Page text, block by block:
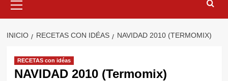
primario
INICIO RECETAS CON IDÉAS NAVIDAD 2010 (TERMOMIX)
RECETAS con idéas
NAVIDAD 2010 (Termomix)